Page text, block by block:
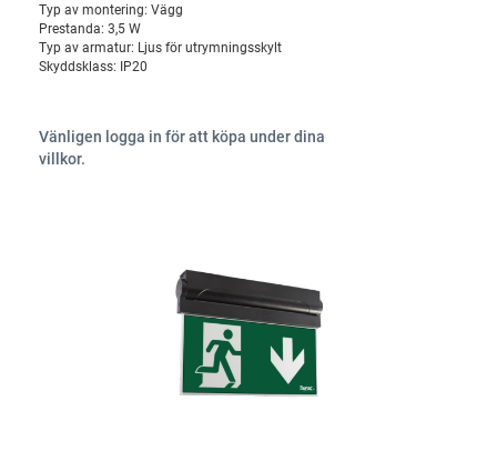
Typ av montering: Vägg
Prestanda: 3,5 W
Typ av armatur: Ljus för utrymningsskylt
Skyddsklass: IP20
Vänligen logga in för att köpa under dina
villkor.